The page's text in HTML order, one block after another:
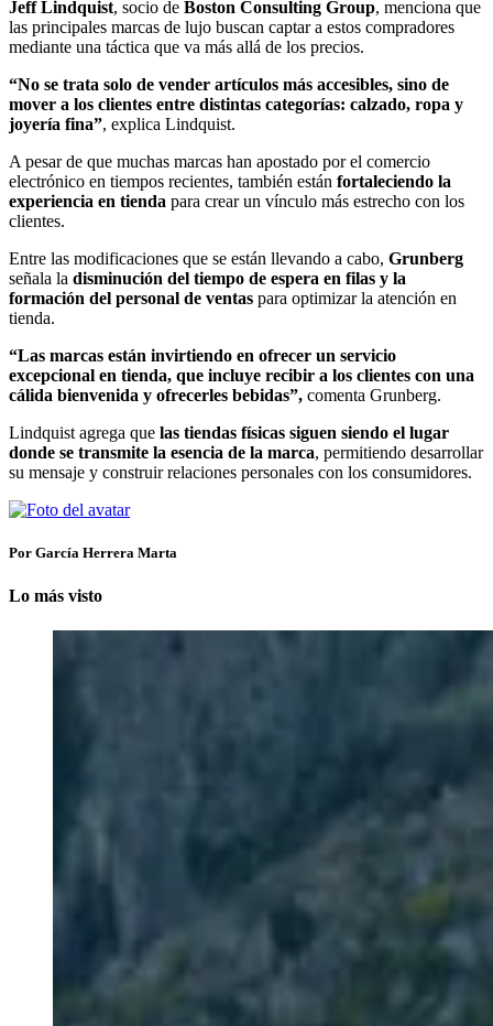
Jeff Lindquist, socio de Boston Consulting Group, menciona que
las principales marcas de lujo buscan captar a estos compradores
mediante una táctica que va más allá de los precios.
“No se trata solo de vender artículos más accesibles, sino de
mover a los clientes entre distintas categorías: calzado, ropa y
joyería fina”, explica Lindquist.
A pesar de que muchas marcas han apostado por el comercio
electrónico en tiempos recientes, también están fortaleciendo la
experiencia en tienda para crear un vínculo más estrecho con los
clientes.
Entre las modificaciones que se están llevando a cabo, Grunberg
señala la disminución del tiempo de espera en filas y la
formación del personal de ventas para optimizar la atención en
tienda.
“Las marcas están invirtiendo en ofrecer un servicio
excepcional en tienda, que incluye recibir a los clientes con una
cálida bienvenida y ofrecerles bebidas”, comenta Grunberg.
Lindquist agrega que las tiendas físicas siguen siendo el lugar
donde se transmite la esencia de la marca, permitiendo desarrollar
su mensaje y construir relaciones personales con los consumidores.
Por García Herrera Marta
Lo más visto